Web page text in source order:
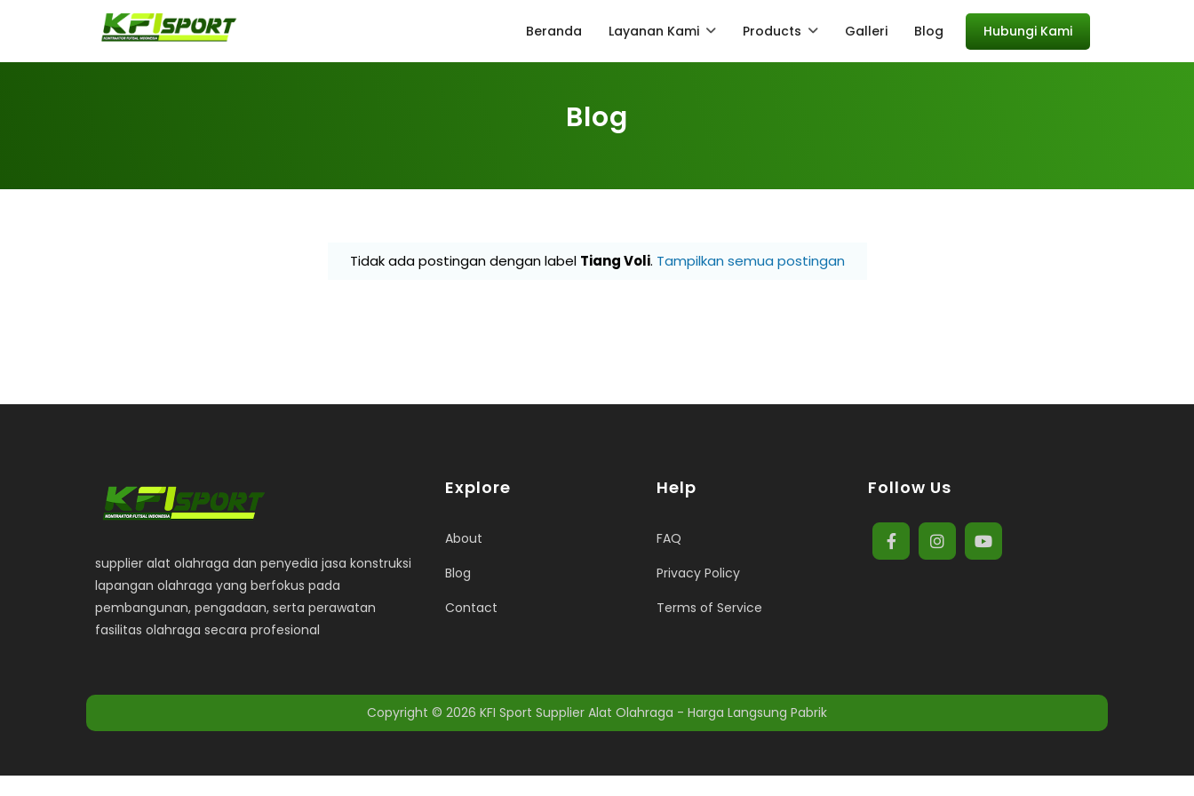
Beranda Layanan Kami Products Galleri Blog Hubungi Kami
Blog
Tidak ada postingan dengan label Tiang Voli. Tampilkan semua postingan
supplier alat olahraga dan penyedia jasa konstruksi
lapangan olahraga yang berfokus pada
pembangunan, pengadaan, serta perawatan
fasilitas olahraga secara profesional
Explore
About
Blog
Contact
Help
FAQ
Privacy Policy
Terms of Service
Follow Us
Copyright © 2026 KFI Sport Supplier Alat Olahraga - Harga Langsung Pabrik